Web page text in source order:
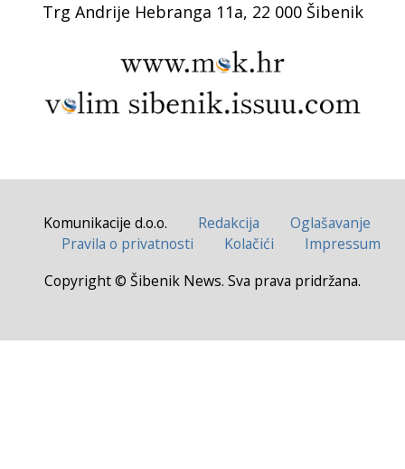
Trg Andrije Hebranga 11a, 22 000 Šibenik
Komunikacije d.o.o. Redakcija
Oglašavanje
Pravila o privatnosti
Kolačići
Impressum
Copyright © Šibenik News. Sva prava pridržana.